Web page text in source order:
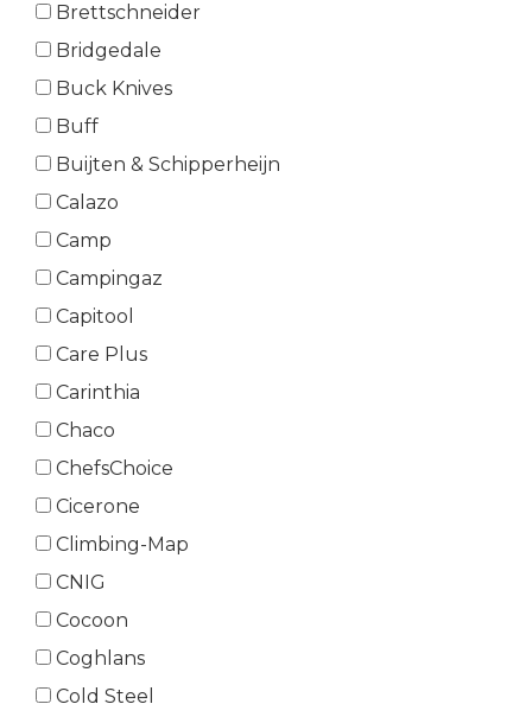
Brettschneider
Bridgedale
Buck Knives
Buff
Buijten & Schipperheijn
Calazo
Camp
Campingaz
Capitool
Care Plus
Carinthia
Chaco
ChefsChoice
Cicerone
Climbing-Map
CNIG
Cocoon
Coghlans
Cold Steel